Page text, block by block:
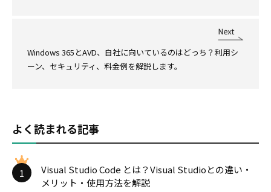
Windows 365とAVD、自社に向いているのはどっち？利用シ
ーン、セキュリティ、料金例を解説します。
よく読まれる記事
1
Visual Studio Code とは？Visual Studioとの違い・
メリット・使用方法を解説